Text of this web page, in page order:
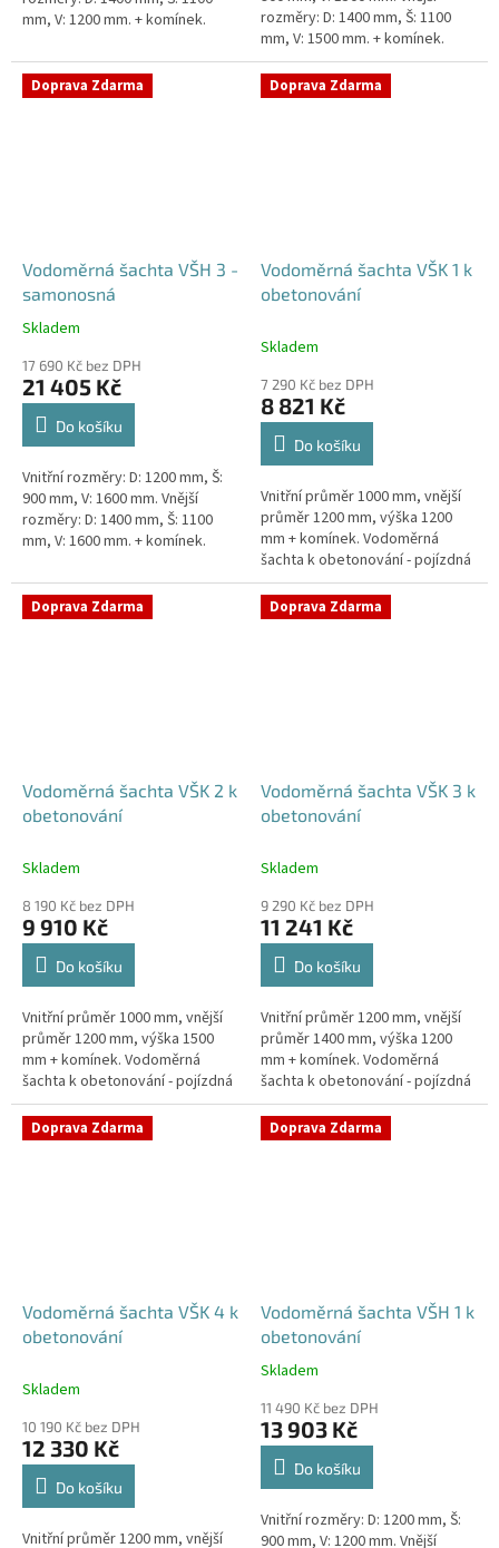
mm, V: 1200 mm. + komínek.
bez obetonováníStandardní...
rozměry: D: 1400 mm, Š: 1100
mm, V: 1500 mm. + komínek.
Samonosná vodoměrná šachta -
bez obetonováníStandardní...
Doprava Zdarma
Vodoměrná šachta VŠH 3 -
samonosná
Průměrné
produktu
je
5,0
hvězdiček.
Skladem
17 690 Kč bez DPH
21 405 Kč
Do košíku
Vnitřní rozměry: D: 1200 mm, Š:
900 mm, V: 1600 mm. Vnější
rozměry: D: 1400 mm, Š: 1100
mm, V: 1600 mm. + komínek.
bez obetonováníStandardní...
Doprava Zdarma
Vodoměrná šachta VŠK 1 k
obetonování
Skladem
7 290 Kč bez DPH
8 821 Kč
Do košíku
Vnitřní průměr 1000 mm, vnější
průměr 1200 mm, výška 1200
mm + komínek. Vodoměrná
šachta k obetonování - pojízdná
i pod parkovací stáníStandardní
prostupy šachty DN32 (jiné na...
Doprava Zdarma
Vodoměrná šachta VŠK 2 k
obetonování
Skladem
8 190 Kč bez DPH
9 910 Kč
Do košíku
Vnitřní průměr 1000 mm, vnější
průměr 1200 mm, výška 1500
mm + komínek. Vodoměrná
šachta k obetonování - pojízdná
i pod parkovací stáníStandardní
prostupy šachty DN32 (jiné na...
Doprava Zdarma
Vodoměrná šachta VŠK 3 k
obetonování
Skladem
9 290 Kč bez DPH
11 241 Kč
Do košíku
Vnitřní průměr 1200 mm, vnější
průměr 1400 mm, výška 1200
mm + komínek. Vodoměrná
šachta k obetonování - pojízdná
i pod parkovací stáníStandardní
prostupy šachty DN32 (jiné na...
Doprava Zdarma
Vodoměrná šachta VŠK 4 k
obetonování
Skladem
10 190 Kč bez DPH
12 330 Kč
Do košíku
Vnitřní průměr 1200 mm, vnější
Doprava Zdarma
Vodoměrná šachta VŠH 1 k
obetonování
Průměrné
produktu
je
5,0
hvězdiček.
Skladem
11 490 Kč bez DPH
13 903 Kč
Do košíku
Vnitřní rozměry: D: 1200 mm, Š:
900 mm, V: 1200 mm. Vnější